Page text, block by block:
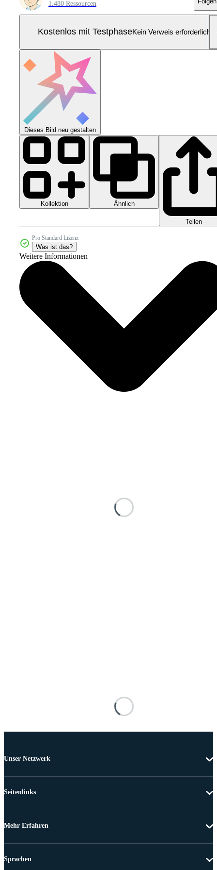
1.480 Ressourcen
Kostenlos mit TestphaseKein Verweis erforderlich
Dieses Bild neu gestalten
Kollektion Ähnlich
Teilen
Pro Standard Lizenz
Was ist das?
Weitere Informationen
Unser Netzwerk
Seitenlinks
Mehr Erfahren
Sprachen